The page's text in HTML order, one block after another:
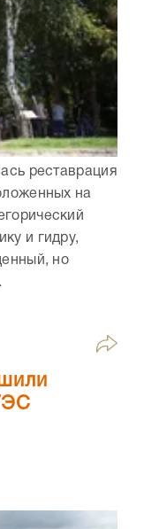
реставрация
на
и гидру,
но